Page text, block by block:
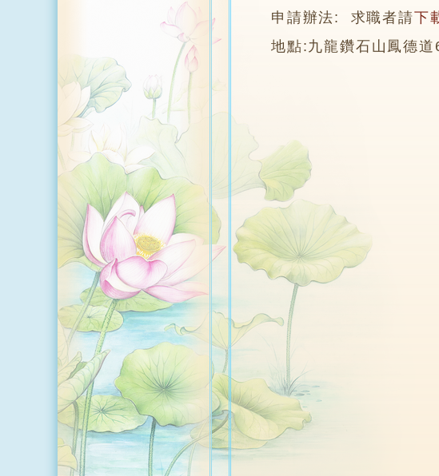
申請辦法: 求職者請下
地點:九龍鑽石山鳳德